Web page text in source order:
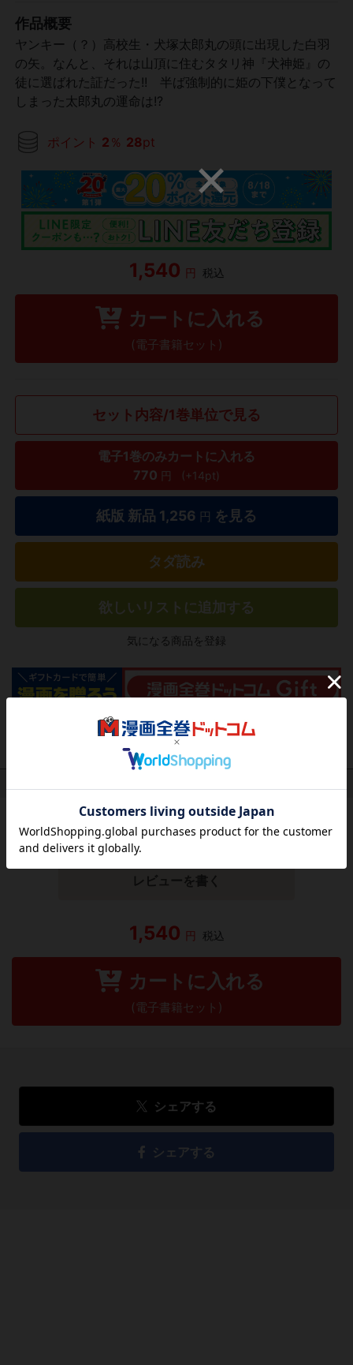
作品概要
ヤンキー（？）高校生・犬塚太郎丸の頭に出現した白羽
の矢。なんと、それは山頂に住むタタリ神『犬神姫』の
徒に選ばれた証だった!! 半ば強制的に姫の下僕となって
しまった太郎丸の運命は!?
ポイント 2 ％ 28pt
1,540 円 税込
カートに入れる
(電子書籍セット)
セット内容/1巻単位で見る
電子1巻のみカートに入れる
770 円 (+14pt)
紙版 新品 1,256 円 を見る
タダ読み
欲しいリストに追加する
気になる商品を登録
この作品にはまだレビューがありません。 今後読まれる
方のために感想を共有してもらえませんか？
レビューを書く
1,540 円 税込
カートに入れる
(電子書籍セット)
シェアする
シェアする